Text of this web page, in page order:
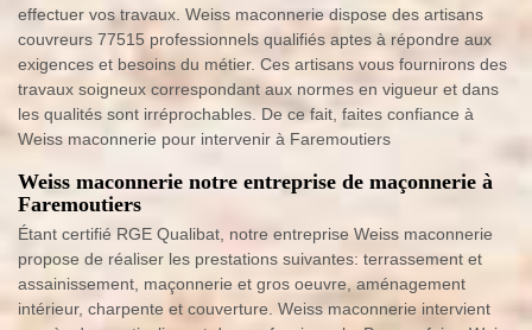
effectuer vos travaux. Weiss maconnerie dispose des artisans
couvreurs 77515 professionnels qualifiés aptes à répondre aux
exigences et besoins du métier. Ces artisans vous fournirons des
travaux soigneux correspondant aux normes en vigueur et dans
les qualités sont irréprochables. De ce fait, faites confiance à
Weiss maconnerie pour intervenir à Faremoutiers
Weiss maconnerie notre entreprise de maçonnerie à
Faremoutiers
Étant certifié RGE Qualibat, notre entreprise Weiss maconnerie
propose de réaliser les prestations suivantes: terrassement et
assainissement, maçonnerie et gros oeuvre, aménagement
intérieur, charpente et couverture. Weiss maconnerie intervient